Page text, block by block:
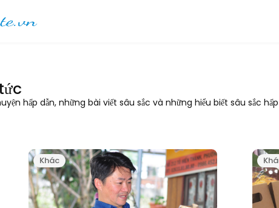
hấp dẫn, những bài viết sâu sắc và những hiểu biết sâu sắc
Khác